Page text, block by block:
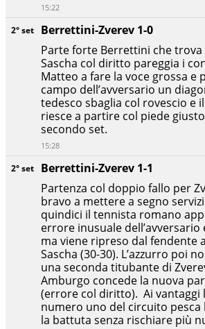
2° set
Berrettini-Zverev 1-1
Partenza col doppio fallo per
bravo a mettere a segno
quindici il tennista romano
errore inusuale dell’avversario
ma viene ripreso dal fendente
Sascha (30-30). L’azzurro poi
una seconda titubante di
Amburgo concede la nuova
(errore col diritto). Ai vantaggi
numero uno del circuito pesca
la battuta senza rischiare più
2° set
Berrettini-Zverev 1-0
Parte forte Berrettini che
Sascha col diritto pareggia i
Matteo a fare la voce grossa e
campo dell’avversario un
tedesco sbaglia col rovescio e
riesce a partire col piede
secondo set.
15:28
15:22